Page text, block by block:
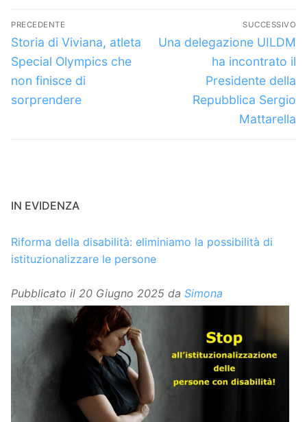
Navigazione
articoli
PRECEDENTE
Articolo
precedente:
Storia di Viviana, atleta
Special Olympics che
non finisce di
sorprendere
SUCCESSIVO
Articolo
successivo:
Una delegazione UILDM
ha incontrato il
Presidente della
Repubblica Sergio
Mattarella
IN EVIDENZA
Riforma della disabilità: eliminiamo la possibilità di
istituzionalizzare le persone
Pubblicato il 20 Giugno 2025 da Simona